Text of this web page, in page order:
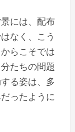
には、配布
なく、こう
らこそでは
たちの問題
る姿は、多
ったように